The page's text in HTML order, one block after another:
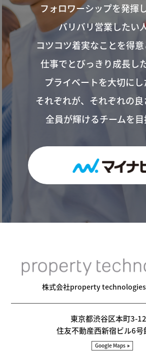
フォロワーシップを発揮
バリバリ営業したい
コツコツ着実なことを得
仕事でとびっきり成長し
プライベートを大切に
それぞれが、それぞれの
全員が輝けるチームを目
株式会社property technologies
東京都渋谷区本町3-
住友不動産西新宿ビル6
Google Maps